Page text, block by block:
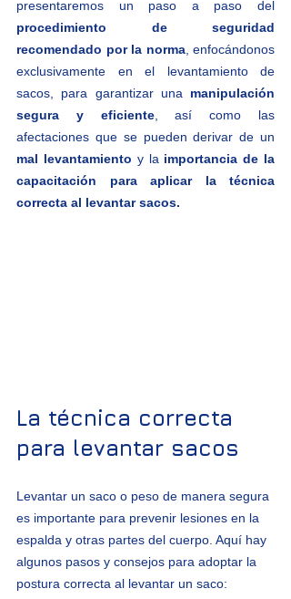
procedimiento de seguridad
recomendado por la norma, enfocándonos
exclusivamente en el levantamiento de
sacos, para garantizar una manipulación
segura y eficiente, así como las
mal levantamiento y la importancia de la
capacitación para aplicar la técnica
correcta al levantar sacos.
La técnica correcta
para levantar sacos
Levantar un saco o peso de manera segura
es importante para prevenir lesiones en la
espalda y otras partes del cuerpo. Aquí hay
algunos pasos y consejos para adoptar la
postura correcta al levantar un saco: